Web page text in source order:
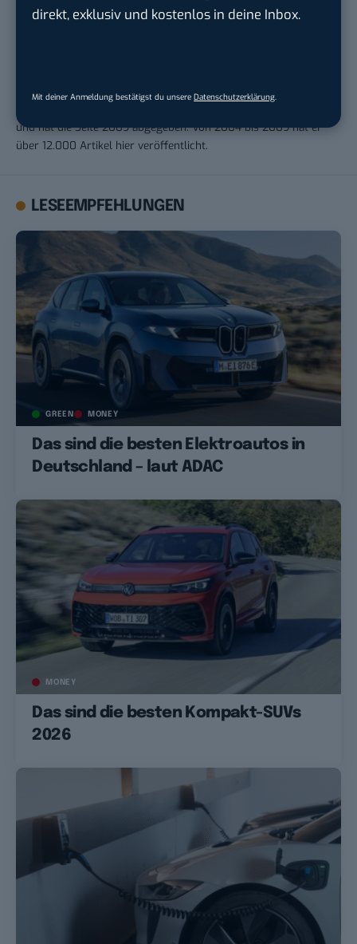
direkt, exklusiv und kostenlos in deine Inbox.
Mit deiner Anmeldung bestätigst du unsere Datenschutzerklärung
und hat die Seite 2009 abgegeben. Von 2004 bis 2009 hat er
über 12.000 Artikel hier veröffentlicht.
LESEEMPFEHLUNGEN
GREEN MONEY
Das sind die besten Elektroautos in
Deutschland – laut ADAC
MONEY
Das sind die besten Kompakt-SUVs
2026